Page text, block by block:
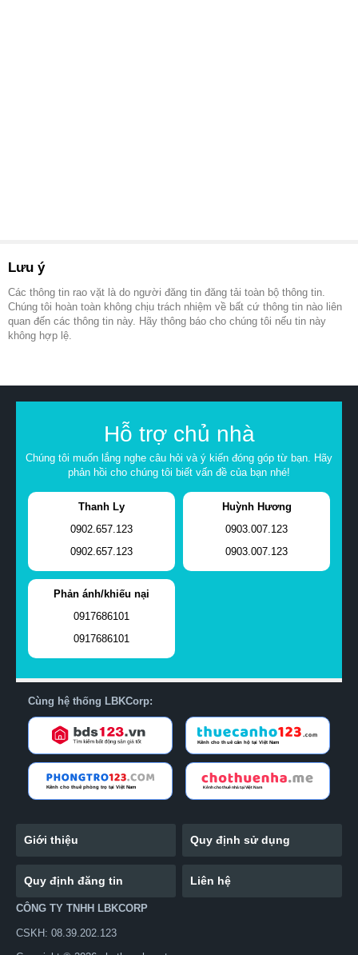
Lưu ý
Các thông tin rao vặt là do người đăng tin đăng tải toàn bộ thông tin.
Chúng tôi hoàn toàn không chịu trách nhiệm về bất cứ thông tin nào liên
quan đến các thông tin này. Hãy thông báo cho chúng tôi nếu tin này
không hợp lệ.
Hỗ trợ chủ nhà
Chúng tôi muốn lắng nghe câu hỏi và ý kiến đóng góp từ bạn. Hãy
phản hồi cho chúng tôi biết vấn đề của bạn nhé!
Thanh Ly
0902.657.123
0902.657.123
Huỳnh Hương
0903.007.123
0903.007.123
Phản ánh/khiếu nại
0917686101
0917686101
Cùng hệ thống LBKCorp:
Giới thiệu Quy định sử dụng
Quy định đăng tin Liên hệ
CÔNG TY TNHH LBKCORP
CSKH: 08.39.202.123